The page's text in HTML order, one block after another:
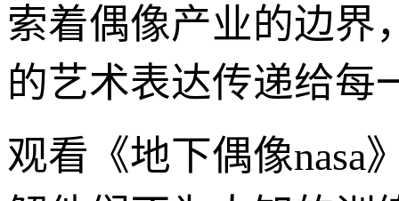
索着偶像产业的边界
的艺术表达传递给每
观看《地下偶像nasa